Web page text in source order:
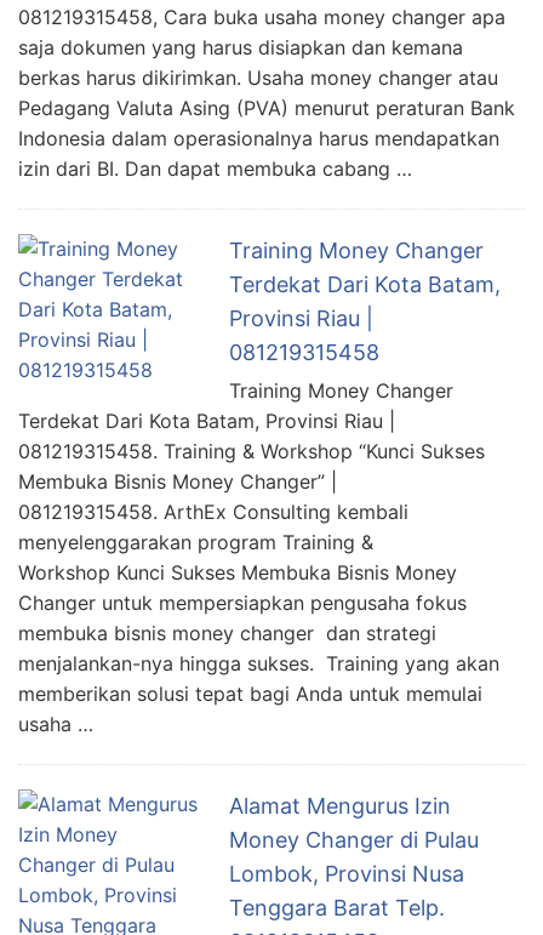
081219315458, Cara buka usaha money changer apa
saja dokumen yang harus disiapkan dan kemana
berkas harus dikirimkan. Usaha money changer atau
Pedagang Valuta Asing (PVA) menurut peraturan Bank
Indonesia dalam operasionalnya harus mendapatkan
izin dari BI. Dan dapat membuka cabang …
Training Money Changer
Terdekat Dari Kota Batam,
Provinsi Riau |
081219315458
Training Money Changer
Terdekat Dari Kota Batam, Provinsi Riau |
081219315458. Training & Workshop “Kunci Sukses
Membuka Bisnis Money Changer” |
081219315458. ArthEx Consulting kembali
menyelenggarakan program Training &
Workshop Kunci Sukses Membuka Bisnis Money
Changer untuk mempersiapkan pengusaha fokus
membuka bisnis money changer dan strategi
menjalankan-nya hingga sukses. Training yang akan
memberikan solusi tepat bagi Anda untuk memulai
usaha …
Alamat Mengurus Izin
Money Changer di Pulau
Lombok, Provinsi Nusa
Tenggara Barat Telp.